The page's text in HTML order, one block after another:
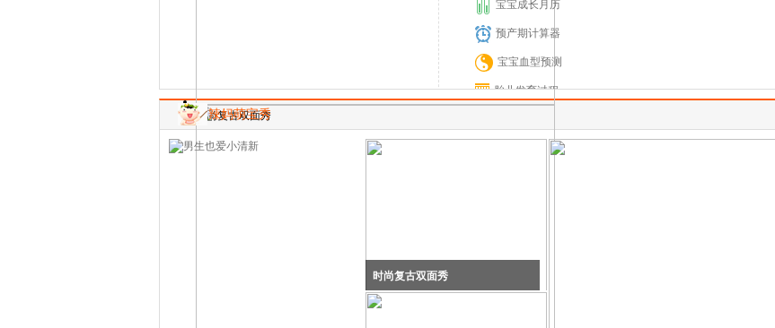
时尚复古双面秀
宝宝喝奶粉消化不好怎
宝宝成长月历
预产期计算器
宝宝血型预测
胎儿发育过程
辣妈萌宝秀
时尚复古双面秀